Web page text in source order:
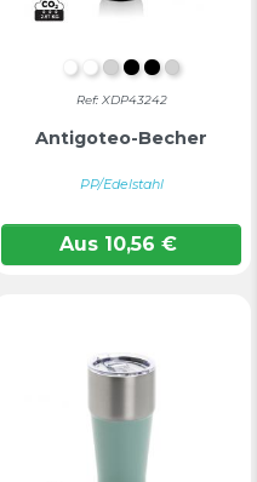
WEIß
Weiß
Silber
Schwarz
SCHWARZ
SILBER
Ref: XDP43242
Antigoteo-Becher
PP/Edelstahl
Aus 10,56 €